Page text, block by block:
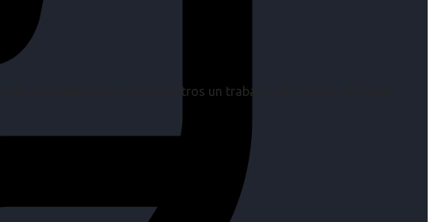
sus objetivos es para nosotros un trabajo, pero antes un placer.